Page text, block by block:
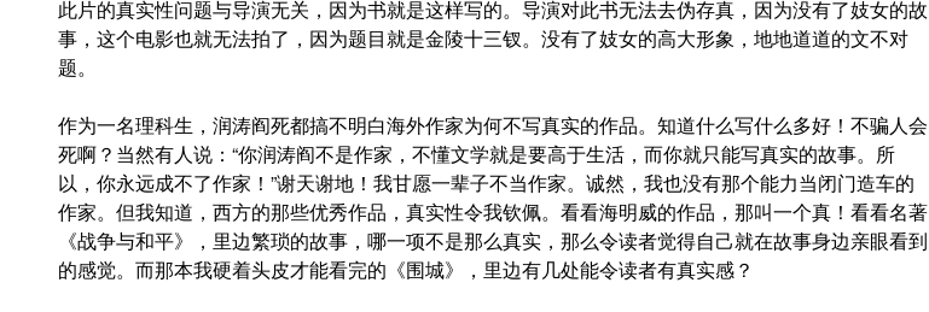
此片的真实性问题与导演无关，因为书就是这样写的。导演对此书无法去伪存真，因为没有了妓女的故
事，这个电影也就无法拍了，因为题目就是金陵十三钗。没有了妓女的高大形象，地地道道的文不对
题。
作为一名理科生，润涛阎死都搞不明白海外作家为何不写真实的作品。知道什么写什么多好！不骗人会
死啊？当然有人说：“你润涛阎不是作家，不懂文学就是要高于生活，而你就只能写真实的故事。所
以，你永远成不了作家！”谢天谢地！我甘愿一辈子不当作家。诚然，我也没有那个能力当闭门造车的
作家。但我知道，西方的那些优秀作品，真实性令我钦佩。看看海明威的作品，那叫一个真！看看名著
《战争与和平》，里边繁琐的故事，哪一项不是那么真实，那么令读者觉得自己就在故事身边亲眼看到
的感觉。而那本我硬着头皮才能看完的《围城》，里边有几处能令读者有真实感？